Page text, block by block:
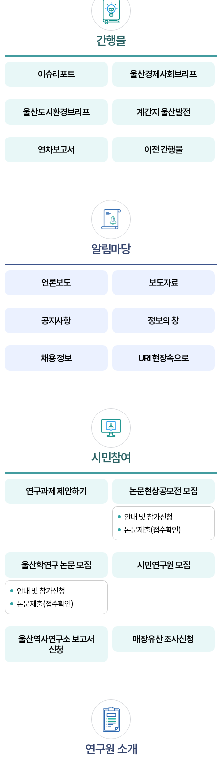
간행물
이슈리포트 울산경제사회브리프
울산도시환경브리프 계간지 울산발전
연차보고서 이전 간행물
알림마당
언론보도 보도자료
공지사항 정보의 창
채용 정보 URI 현장속으로
시민참여
연구과제 제안하기 논문현상공모전 모집
안내 및 참가신청
논문제출(접수확인)
울산학연구 논문 모집
안내 및 참가신청
논문제출(접수확인)
시민연구원 모집
울산역사연구소 보고서
신청
매장유산 조사신청
연구원 소개